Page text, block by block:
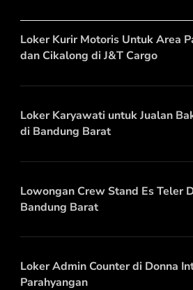
Loker Kurir Motoris Untuk Area
dan Cikalong di J&T Cargo
Loker Karyawati untuk Jualan
di Bandung Barat
Lowongan Crew Stand Es Teler
Bandung Barat
Loker Admin Counter di Donna
Parahyangan